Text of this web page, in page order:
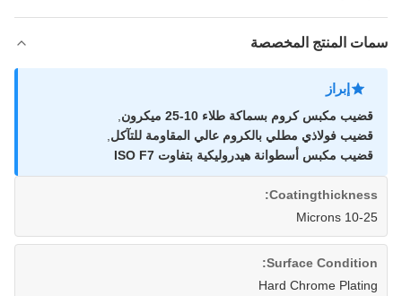
سمات المنتج المخصصة
إبراز
قضيب مكبس كروم بسماكة طلاء 10-25 ميكرون
قضيب فولاذي مطلي بالكروم عالي المقاومة للتآكل
قضيب مكبس أسطوانة هيدروليكية بتفاوت ISO F7
Coatingthickness:
10-25 Microns
Surface Condition:
Hard Chrome Plating